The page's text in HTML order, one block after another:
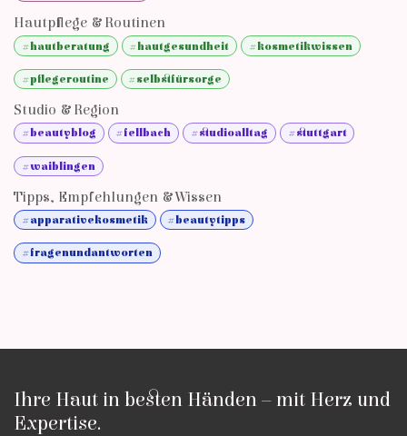
Hautpflege & Routinen
#hautberatung #hautgesundheit #kosmetikwissen
#pflegeroutine #selbstfürsorge
Studio & Region
#beautyblog #fellbach #studioalltag #stuttgart
#waiblingen
Tipps, Empfehlungen & Wissen
#apparativekosmetik #beautytipps
#fragenundantworten
Ihre Haut in besten Händen – mit Herz und
Expertise.